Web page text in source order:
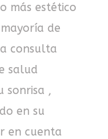
más estético
de
consulta
salud
sonrisa ,
en su
en cuenta